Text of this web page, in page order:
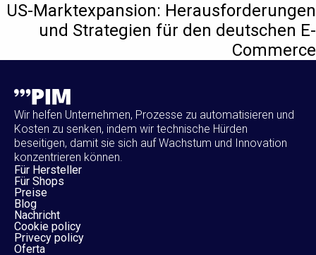
US-Marktexpansion: Herausforderungen
und Strategien für den deutschen E-
Commerce
Wir helfen Unternehmen, Prozesse zu automatisieren und
Kosten zu senken, indem wir technische Hürden
beseitigen, damit sie sich auf Wachstum und Innovation
konzentrieren können.
Für Hersteller
Für Shops
Preise
Blog
Nachricht
Cookie policy
Privecy policy
Oferta